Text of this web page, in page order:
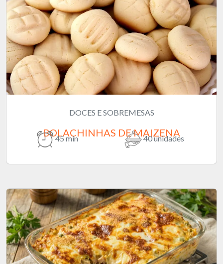
DOCES E SOBREMESAS
BOLACHINHAS DE MAIZENA
45 min 40 unidades